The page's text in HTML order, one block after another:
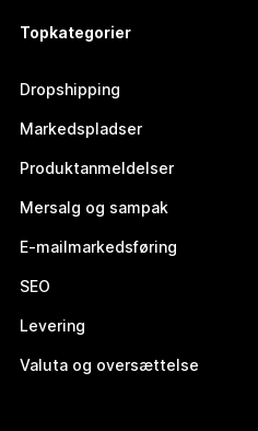
Topkategorier
Dropshipping
Markedspladser
Produktanmeldelser
Mersalg og sampak
E-mailmarkedsføring
SEO
Levering
Valuta og oversættelse